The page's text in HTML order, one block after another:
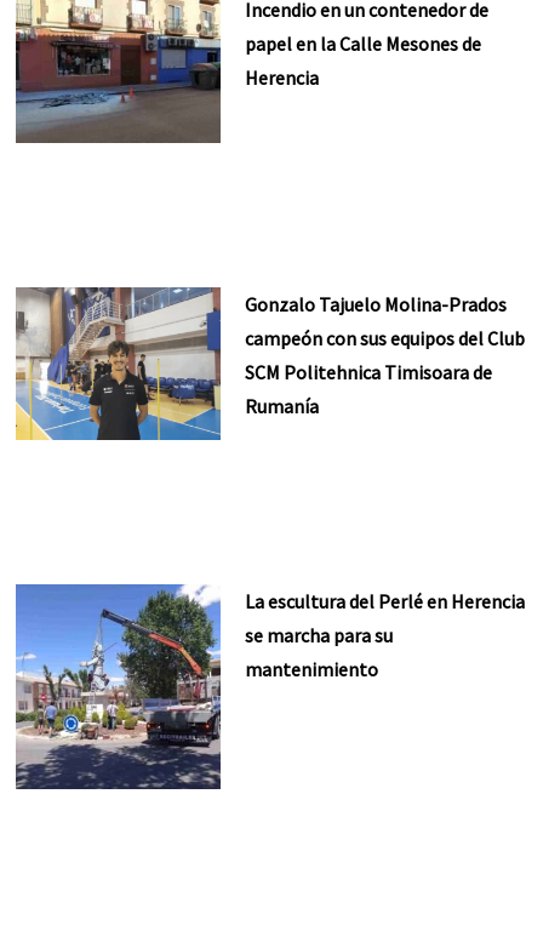
Incendio en un contenedor de
papel en la Calle Mesones de
Herencia
Gonzalo Tajuelo Molina-Prados
campeón con sus equipos del Club
SCM Politehnica Timisoara de
Rumanía
La escultura del Perlé en Herencia
se marcha para su
mantenimiento